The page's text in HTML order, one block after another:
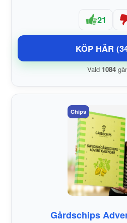
21
KÖP HÄR
Vald 1084
Chips
Gårdschips